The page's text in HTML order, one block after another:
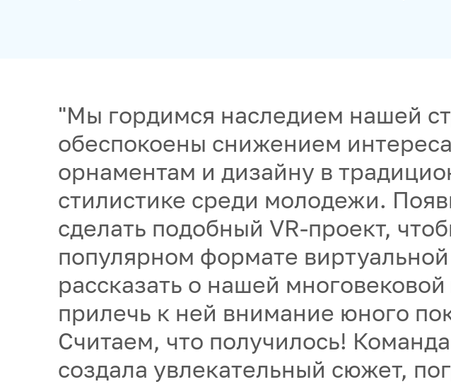
"Мы гордимся наследием нашей
обеспокоены снижением
орнаментам и дизайну в
стилистике среди молодежи.
сделать подобный VR-проект,
популярном формате
рассказать о нашей
прилечь к ней внимание юного
Считаем, что получилось!
создала увлекательный сюжет,